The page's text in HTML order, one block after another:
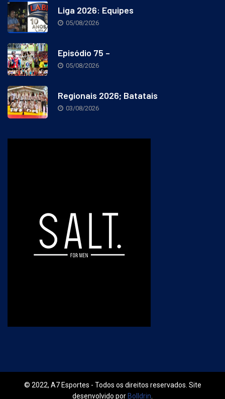
Liga 2026: Equipes
05/08/2026
Episódio 75 –
05/08/2026
Regionais 2026; Batatais
03/08/2026
© 2022, A7 Esportes - Todos os direitos reservados. Site